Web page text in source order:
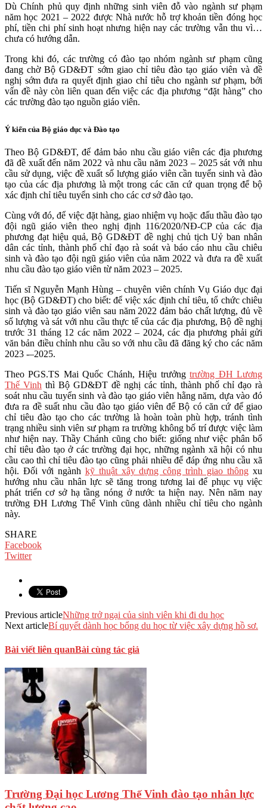
Dù Chính phủ quy định những sinh viên đỗ vào ngành sư phạm
năm học 2021 – 2022 được Nhà nước hỗ trợ khoản tiền đóng học
phí, tiền chi phí sinh hoạt nhưng hiện nay các trường vẫn thu vì…
chưa có hướng dẫn.
Trong khi đó, các trường có đào tạo nhóm ngành sư phạm cũng
đang chờ Bộ GD&ĐT sớm giao chỉ tiêu đào tạo giáo viên và đề
nghị sớm đưa ra quyết định giao chỉ tiêu cho ngành sư phạm, bởi
vấn đề này còn liên quan đến việc các địa phương “đặt hàng” cho
các trường đào tạo nguồn giáo viên.
Ý kiến của Bộ giáo dục và Đào tạo
Theo Bộ GD&ĐT, để đảm bảo nhu cầu giáo viên các địa phương
đã đề xuất đến năm 2022 và nhu cầu năm 2023 – 2025 sát với nhu
cầu sử dụng, việc đề xuất số lượng giáo viên cần tuyển sinh và đào
tạo của các địa phương là một trong các căn cứ quan trọng để bộ
xác định chỉ tiêu tuyển sinh cho các cơ sở đào tạo.
Cùng với đó, để việc đặt hàng, giao nhiệm vụ hoặc đấu thầu đào tạo
đội ngũ giáo viên theo nghị định 116/2020/NĐ-CP của các địa
phương đạt hiệu quả, Bộ GD&ĐT đề nghị chủ tịch Uỷ ban nhân
dân các tỉnh, thành phố chỉ đạo rà soát và báo cáo nhu cầu chiêu
sinh và đào tạo đội ngũ giáo viên của năm 2022 và đưa ra đề xuất
nhu cầu đào tạo giáo viên từ năm 2023 – 2025.
Tiến sĩ Nguyễn Mạnh Hùng – chuyên viên chính Vụ Giáo dục đại
học (Bộ GD&ĐT) cho biết: để việc xác định chỉ tiêu, tổ chức chiêu
sinh và đào tạo giáo viên sau năm 2022 đảm bảo chất lượng, đủ về
số lượng và sát với nhu cầu thực tế của các địa phương, Bộ đề nghị
trước 31 tháng 12 các năm 2022 – 2024, các địa phương phải gửi
văn bản điều chỉnh nhu cầu so với nhu cầu đã đăng ký cho các năm
2023 -–2025.
Theo PGS.TS Mai Quốc Chánh, Hiệu trưởngtrường ĐH Lương
Thế Vinh thì Bộ GD&ĐT đề nghị các tỉnh, thành phố chỉ đạo rà
soát nhu cầu tuyển sinh và đào tạo giáo viên hằng năm, dựa vào đó
đưa ra đề suất nhu cầu đào tạo giáo viên để Bộ có căn cứ để giao
chỉ tiêu đào tạo cho các trường là hoàn toàn phù hợp, tránh tình
trạng nhiều sinh viên sư phạm ra trường không bố trí được việc làm
như hiện nay. Thầy Chánh cũng cho biết: giống như việc phân bổ
chỉ tiêu đào tạo ở các trường đại học, những ngành xã hội có nhu
cầu cao thì chỉ tiêu đào tạo cũng phải nhiều để đáp ứng nhu cầu xã
hội. Đối với ngành kỹ thuật xây dựng công trình giao thông xu
hướng nhu cầu nhân lực sẽ tăng trong tương lai để phục vụ việc
phát triển cơ sở hạ tầng nóng ở nước ta hiện nay. Nên năm nay
trường ĐH Lương Thế Vinh cũng dành nhiều chỉ tiêu cho ngành
này.
SHARE
Facebook
Twitter
Previous articleNhững trở ngại của sinh viên khi đi du học
Next articleBí quyết dành học bổng du học từ việc xây dựng hồ sơ.
Bài viết liên quanBài cùng tác giả
Trường Đại học Lương Thế Vinh đào tạo nhân lực